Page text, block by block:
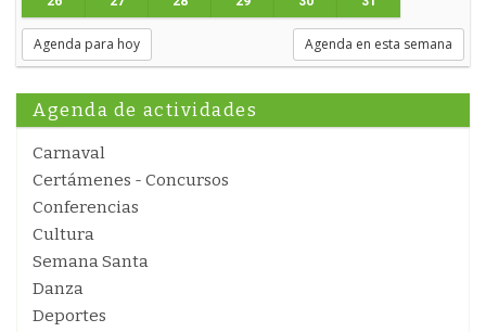
Agenda para hoy Agenda en esta semana
Agenda de actividades
Carnaval
Certámenes - Concursos
Conferencias
Cultura
Semana Santa
Danza
Deportes